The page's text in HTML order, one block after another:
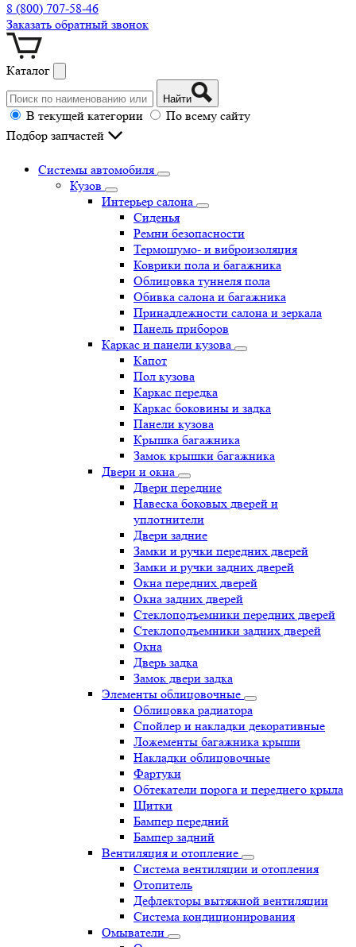
8 (800) 707-58-46
Заказать обратный звонок
Каталог
Найти
В текущей категории
По всему сайту
Подбор запчастей
Системы автомобиля
Кузов
Интерьер салона
Сиденья
Ремни безопасности
Термошумо- и виброизоляция
Коврики пола и багажника
Облицовка туннеля пола
Обивка салона и багажника
Принадлежности салона и зеркала
Панель приборов
Каркас и панели кузова
Капот
Пол кузова
Каркас передка
Каркас боковины и задка
Панели кузова
Крышка багажника
Замок крышки багажника
Двери и окна
Двери передние
Навеска боковых дверей и
уплотнители
Двери задние
Замки и ручки передних дверей
Замки и ручки задних дверей
Окна передних дверей
Окна задних дверей
Стеклоподъемники передних дверей
Стеклоподъемники задних дверей
Окна
Дверь задка
Замок двери задка
Элементы облицовочные
Облицовка радиатора
Спойлер и накладки декоративные
Ложементы багажника крыши
Накладки облицовочные
Фартуки
Обтекатели порога и переднего крыла
Щитки
Бампер передний
Бампер задний
Вентиляция и отопление
Система вентиляции и отопления
Отопитель
Дефлекторы вытяжной вентиляции
Система кондиционирования
Омыватели